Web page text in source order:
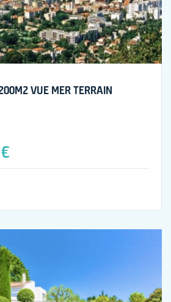
VUE MER TERRAIN